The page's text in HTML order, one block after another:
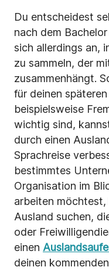
Du entscheidest
nach dem
sich allerdings an,
zu sammeln, der
zusammenhängt.
für deinen
beispielsweise
wichtig sind,
durch einen
Sprachreise
bestimmtes
Organisation im
arbeiten
Ausland suchen,
oder
einen
deinen